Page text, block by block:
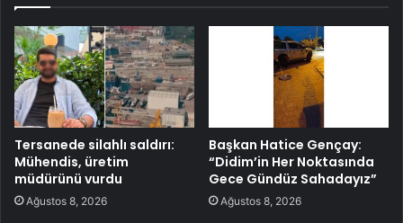
Tersanede silahlı saldırı:
Mühendis, üretim
müdürünü vurdu
Ağustos 8, 2026
Başkan Hatice Gençay:
“Didim’in Her Noktasında
Gece Gündüz Sahadayız”
Ağustos 8, 2026